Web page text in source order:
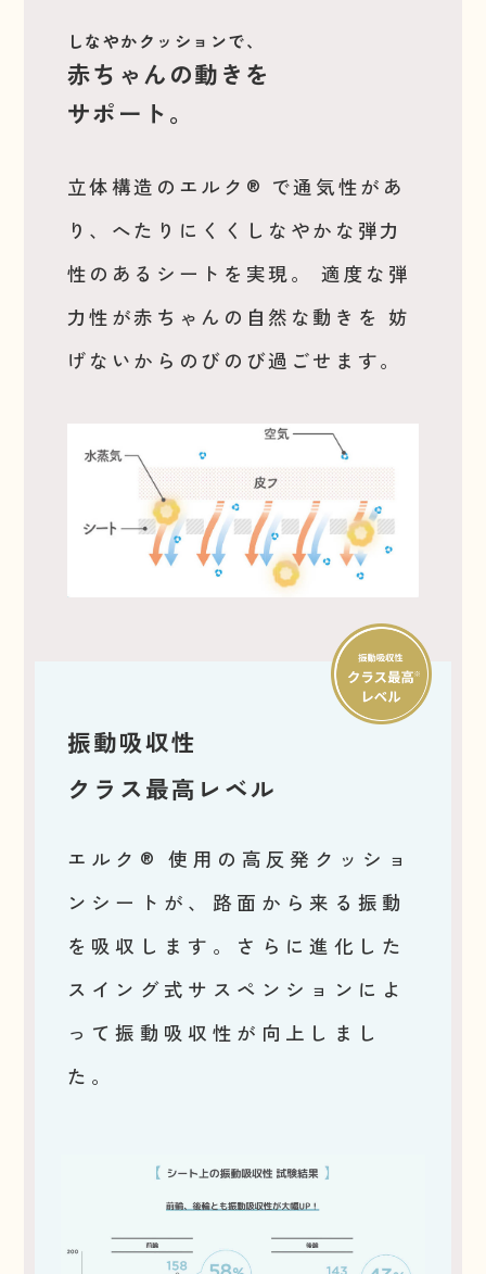
しなやかクッションで、
赤ちゃんの動きを
サポート。
立体構造のエルク® で通気性があ
り、へたりにくくしなやかな弾力
性のあるシートを実現。
適度な弾
力性が赤ちゃんの自然な動きを 妨
げないからのびのび過ごせます。
振動吸収性
クラス最高レベル
エルク® 使用の高反発クッショ
ンシートが、路面から来る振動
を吸収します。さらに進化した
スイング式サスペンションによ
って振動吸収性が向上しまし
た。